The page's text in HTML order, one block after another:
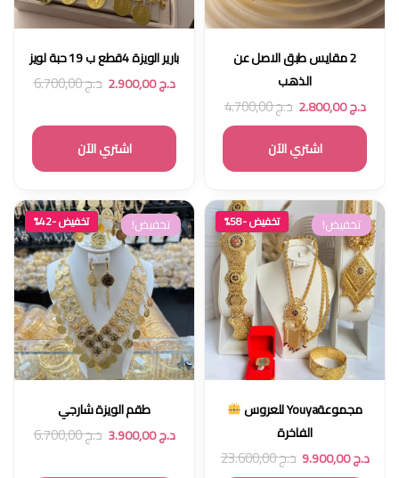
2 مقايس طبق الاصل عن
الذهب
د.ج2.800,00 د.ج4.700,00
اشتري الآن
بارير الويزة 4قطع ب 19 حبة لويز
د.ج2.900,00 د.ج6.700,00
اشتري الآن
تخفيض! تخفيض -58%
مجموعةYouya للعروس
الفاخرة
د.ج9.900,00 د.ج23.600,00
تخفيض! تخفيض -42%
طقم الويزة شارجي
د.ج3.900,00 د.ج6.700,00